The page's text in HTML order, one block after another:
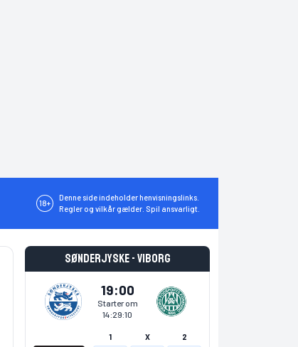
18+
Denne side indeholder henvisningslinks.
Regler og vilkår gælder. Spil ansvarligt.
Sønderjyske - Viborg
19:00
Starter om
14:29:10
1 X 2